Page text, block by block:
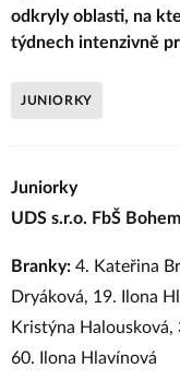
odkryly oblasti, na
týdnech intenzivně
JUNIORKY
Juniorky
UDS s.r.o. FbŠ
Branky: 4. Kateřina
Dryáková, 19. Ilona
Kristýna Halousková,
60. Ilona Hlavínová